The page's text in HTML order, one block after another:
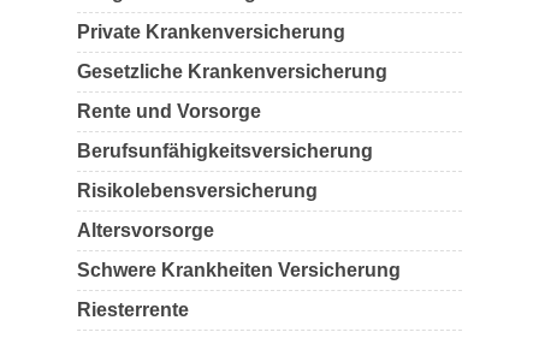
Private Krankenversicherung
Gesetzliche Krankenversicherung
Rente und Vorsorge
Berufs­unfähigkeitsversicherung
Risikolebensversicherung
Altersvorsorge
Schwere Krankheiten Versicherung
Riesterrente